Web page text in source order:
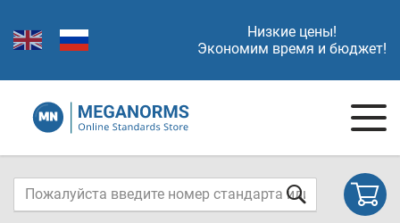
Низкие цены!
Экономим время и бюджет!